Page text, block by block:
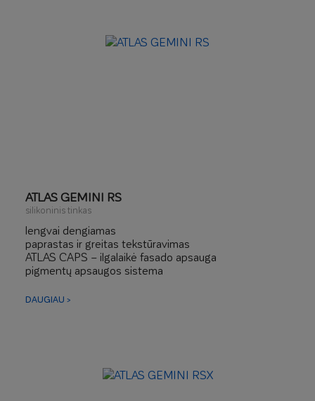
ATLAS GEMINI RS
silikoninis tinkas
lengvai dengiamas
paprastas ir greitas tekstūravimas
ATLAS CAPS – ilgalaikė fasado apsauga
pigmentų apsaugos sistema
ATLAS 3D-flex – didelio lankstumo, sustiprintas
DAUGIAU >